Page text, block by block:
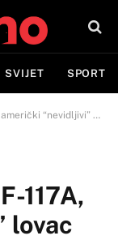
SVIJET SPORT
“nevidljivi” lovac
117A,
lovac